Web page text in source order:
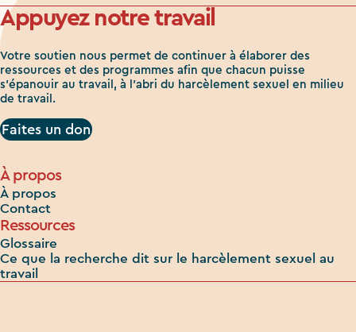
Appuyez notre travail
Votre soutien nous permet de continuer à élaborer des
ressources et des programmes afin que chacun puisse
s'épanouir au travail, à l'abri du harcèlement sexuel en milieu
de travail.
Faites un don
À propos
À propos
Contact
Ressources
Glossaire
Ce que la recherche dit sur le harcèlement sexuel au
travail